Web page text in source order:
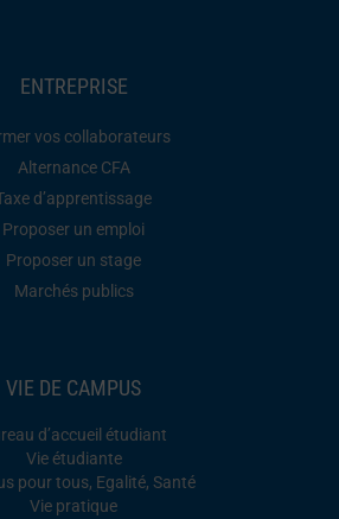
ENTREPRISE
vos collaborateurs
Alternance CFA
d’apprentissage
Proposer un emploi
Proposer un stage
Marchés publics
VIE DE CAMPUS
d’accueil étudiant
Vie étudiante
pour tous, Egalité, Santé
Vie pratique